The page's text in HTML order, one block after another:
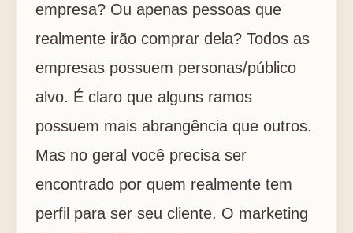
empresa? Ou apenas pessoas que
realmente irão comprar dela? Todos as
empresas possuem personas/público
alvo. É claro que alguns ramos
possuem mais abrangência que outros.
Mas no geral você precisa ser
encontrado por quem realmente tem
perfil para ser seu cliente. O marketing